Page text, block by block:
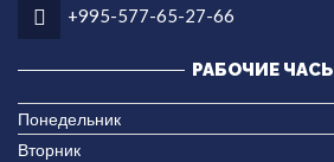
+995-577-65-27-66
РАБОЧИЕ ЧАСЫ
Понедельник
Вторник